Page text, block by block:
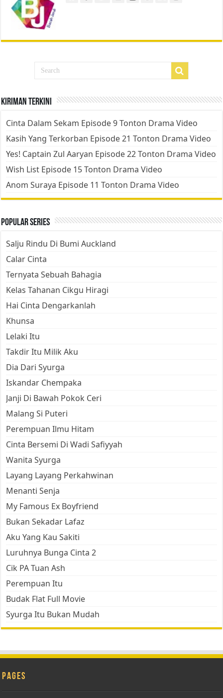
Kiriman Terkini
Cinta Dalam Sekam Episode 9 Tonton Drama Video
Kasih Yang Terkorban Episode 21 Tonton Drama Video
Yes! Captain Zul Aaryan Episode 22 Tonton Drama Video
Wish List Episode 15 Tonton Drama Video
Anom Suraya Episode 11 Tonton Drama Video
Popular Series
Salju Rindu Di Bumi Auckland
Calar Cinta
Ternyata Sebuah Bahagia
Kelas Tahanan Cikgu Hiragi
Hai Cinta Dengarkanlah
Khunsa
Lelaki Itu
Takdir Itu Milik Aku
Dia Dari Syurga
Iskandar Chempaka
Janji Di Bawah Pokok Ceri
Malang Si Puteri
Perempuan Ilmu Hitam
Cinta Bersemi Di Wadi Safiyyah
Wanita Syurga
Layang Layang Perkahwinan
Menanti Senja
My Famous Ex Boyfriend
Bukan Sekadar Lafaz
Aku Yang Kau Sakiti
Luruhnya Bunga Cinta 2
Cik PA Tuan Ash
Perempuan Itu
Budak Flat Full Movie
Syurga Itu Bukan Mudah
Pages